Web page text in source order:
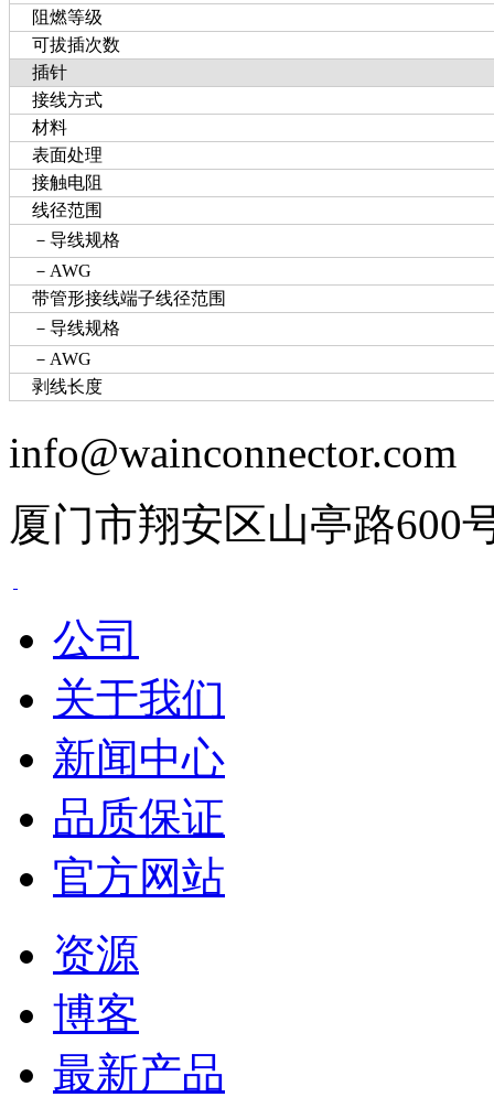
阻燃等级
可拔插次数
插针
接线方式
材料
表面处理
接触电阻
线径范围
－导线规格
－AWG
带管形接线端子线径范围
－导线规格
－AWG
剥线长度
info@wainconnector.com
厦门市翔安区山亭路600
公司
关于我们
新闻中心
品质保证
官方网站
资源
博客
最新产品